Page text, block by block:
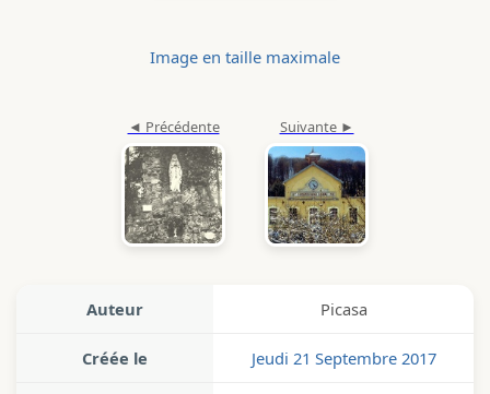
Image en taille maximale
Auteur Picasa
Créée le Jeudi 21 Septembre 2017